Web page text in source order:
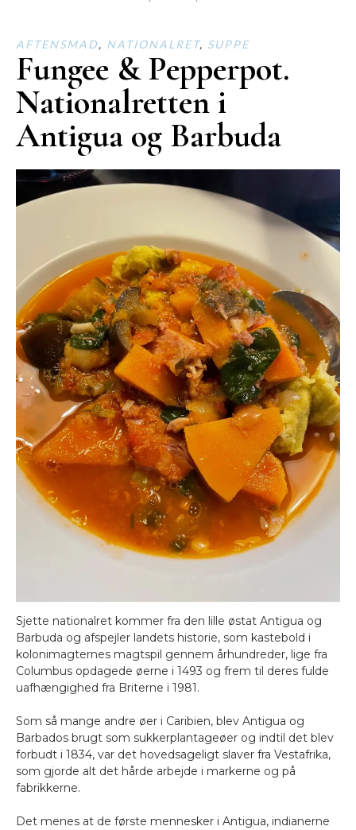
AFTENSMAD, NATIONALRET, SUPPE
Fungee & Pepperpot.
Nationalretten i
Antigua og Barbuda
Sjette nationalret kommer fra den lille østat Antigua og
Barbuda og afspejler landets historie, som kastebold i
kolonimagternes magtspil gennem århundreder, lige fra
Columbus opdagede øerne i 1493 og frem til deres fulde
uafhængighed fra Briterne i 1981.
Som så mange andre øer i Caribien, blev Antigua og
Barbados brugt som sukkerplantageøer og indtil det blev
forbudt i 1834, var det hovedsageligt slaver fra Vestafrika,
som gjorde alt det hårde arbejde i markerne og på
fabrikkerne.
Det menes at de første mennesker i Antigua, indianerne